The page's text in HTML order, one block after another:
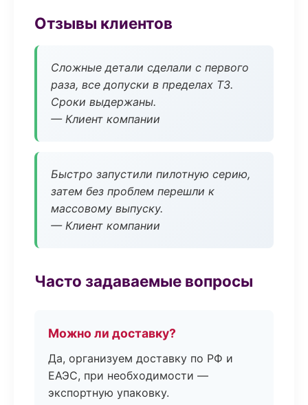
Отзывы клиентов
Сложные детали сделали с первого
раза, все допуски в пределах ТЗ.
Сроки выдержаны.
— Клиент компании
Быстро запустили пилотную серию,
затем без проблем перешли к
массовому выпуску.
— Клиент компании
Часто задаваемые вопросы
Можно ли доставку?
Да, организуем доставку по РФ и
ЕАЭС, при необходимости —
экспортную упаковку.